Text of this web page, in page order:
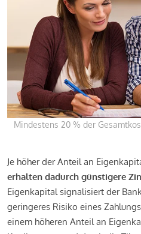
Mindestens 20 % der
Je höher der Anteil an
erhalten dadurch günstigere
Eigenkapital signalisiert der
geringeres Risiko eines
einem höheren Anteil an